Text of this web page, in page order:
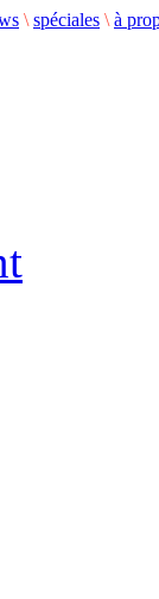
\ spéciales \ à